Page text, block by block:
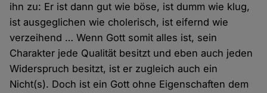
ihn zu: Er ist dann gut wie böse, ist dumm wie klug,
ist ausgeglichen wie cholerisch, ist eifernd wie
verzeihend … Wenn Gott somit alles ist, sein
Charakter jede Qualität besitzt und eben auch jeden
Widerspruch besitzt, ist er zugleich auch ein
Nicht(s). Doch ist ein Gott ohne Eigenschaften dem